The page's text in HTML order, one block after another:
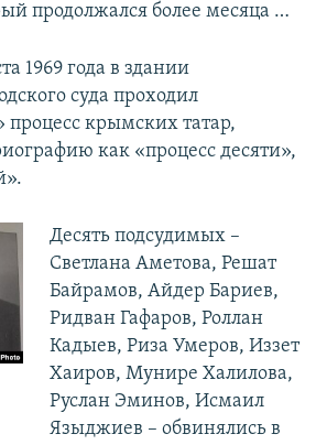
продолжался более месяца …
1969 года в здании
суда проходил
крымских татар,
как «процесс десяти»,
Десять подсудимых –
Светлана Аметова, Решат
Байрамов, Айдер Бариев,
Ридван Гафаров, Роллан
Кадыев, Риза Умеров, Иззет
Хаиров, Мунире Халилова,
Руслан Эминов, Исмаил
Языджиев – обвинялись в